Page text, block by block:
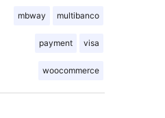
mbway multibanco
payment visa
woocommerce